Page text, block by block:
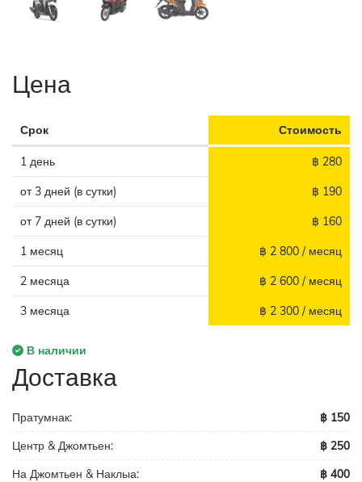
Цена
Срок Стоимость
1 день ฿ 280
от 3 дней (в сутки) ฿ 190
от 7 дней (в сутки) ฿ 160
1 месяц ฿ 2 800 / месяц
2 месяца ฿ 2 600 / месяц
3 месяца ฿ 2 300 / месяц
В наличии
Доставка
Пратумнак:
฿ 150
Центр & Джомтьен:
฿ 250
На Джомтьен & Наклыа:
฿ 400